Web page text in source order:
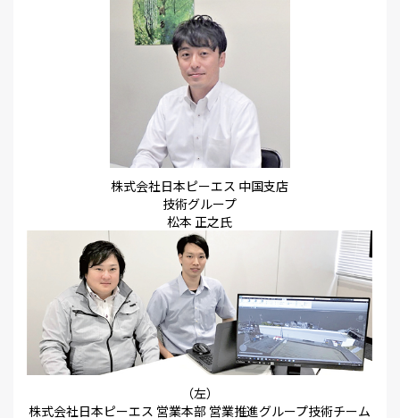
株式会社日本ピーエス 中国支店
技術グループ
松本 正之氏
（左）
株式会社日本ピーエス 営業本部 営業推進グループ技術チーム